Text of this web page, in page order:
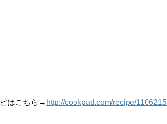
はこちら→ http://cookpad.com/recipe/1106215